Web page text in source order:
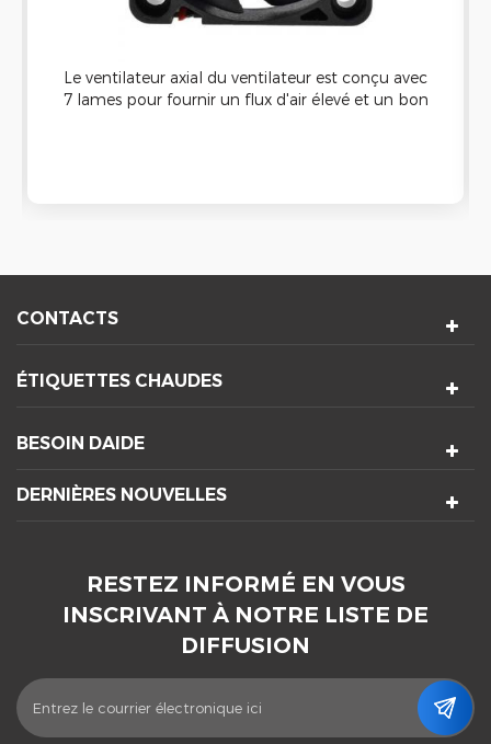
Le ventilateur axial du ventilateur est conçu avec
7 lames pour fournir un flux d'air élevé et un bon
CONTACTS
ÉTIQUETTES CHAUDES
BESOIN DAIDE
DERNIÈRES NOUVELLES
RESTEZ INFORMÉ EN VOUS
INSCRIVANT À NOTRE LISTE DE
DIFFUSION